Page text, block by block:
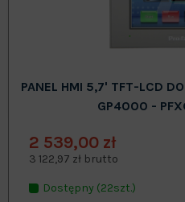
PANEL HMI 5,7' TFT-LCD
GP4000 -
2 539,00 zł
3 122,97 zł brutto
Dostępny (22szt.)